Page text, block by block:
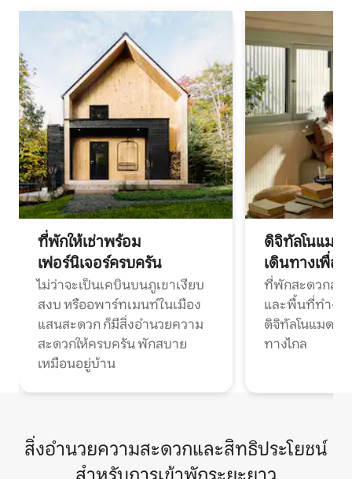
ที่พักให้เช่าพร้อม
เฟอร์นิเจอร์ครบครัน
ไม่ว่าจะเป็นเคบินบนภูเขาเงียบ
สงบ หรืออพาร์ทเมนท์ในเมือง
แสนสะดวก ก็มีสิ่งอำนวยความ
สะดวกให้ครบครัน พักสบาย
เหมือนอยู่บ้าน
ดิจิทัลโนแมด
เดินทางเพื่อ
ที่พักสะดวกสบ
และพื้นที่ทำงา
ดิจิทัลโนแมดแ
ทางไกล
สิ่งอำนวยความสะดวกและสิทธิประโยชน์